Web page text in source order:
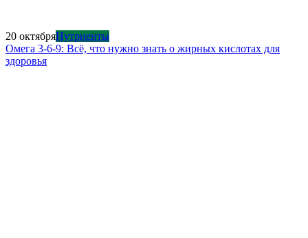
20 октябряНутриенты
Омега 3-6-9: Всё, что нужно знать о жирных кислотах для
здоровья